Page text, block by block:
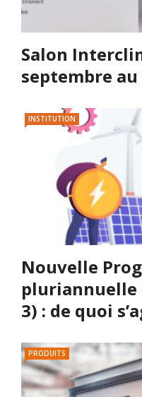
Salon
septembre
INSTITUTION
Nouvelle
pluriannuelle
3) : de quoi
PRODUITS